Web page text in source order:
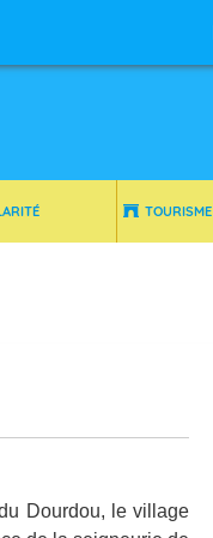
TOURISME
Dourdou, le village